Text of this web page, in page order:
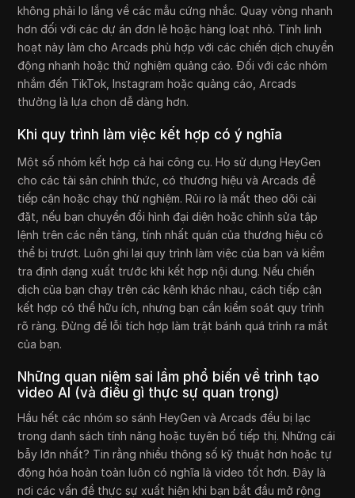
không phải lo lắng về các mẫu cứng nhắc. Quay vòng nhanh
hơn đối với các dự án đơn lẻ hoặc hàng loạt nhỏ. Tính linh
hoạt này làm cho Arcads phù hợp với các chiến dịch chuyển
động nhanh hoặc thử nghiệm quảng cáo. Đối với các nhóm
nhắm đến TikTok, Instagram hoặc quảng cáo, Arcads
thường là lựa chọn dễ dàng hơn.
Khi quy trình làm việc kết hợp có ý nghĩa
Một số nhóm kết hợp cả hai công cụ. Họ sử dụng HeyGen
cho các tài sản chính thức, có thương hiệu và Arcads để
tiếp cận hoặc chạy thử nghiệm. Rủi ro là mất theo dõi cài
đặt, nếu bạn chuyển đổi hình đại diện hoặc chỉnh sửa tập
lệnh trên các nền tảng, tính nhất quán của thương hiệu có
thể bị trượt. Luôn ghi lại quy trình làm việc của bạn và kiểm
tra định dạng xuất trước khi kết hợp nội dung. Nếu chiến
dịch của bạn chạy trên các kênh khác nhau, cách tiếp cận
kết hợp có thể hữu ích, nhưng bạn cần kiểm soát quy trình
rõ ràng. Đừng để lỗi tích hợp làm trật bánh quá trình ra mắt
của bạn.
Những quan niệm sai lầm phổ biến về trình tạo
video AI (và điều gì thực sự quan trọng)
Hầu hết các nhóm so sánh HeyGen và Arcads đều bị lạc
trong danh sách tính năng hoặc tuyên bố tiếp thị. Những cái
bẫy lớn nhất? Tin rằng nhiều thông số kỹ thuật hơn hoặc tự
động hóa hoàn toàn luôn có nghĩa là video tốt hơn. Đây là
nơi các vấn đề thực sự xuất hiện khi bạn bắt đầu mở rộng